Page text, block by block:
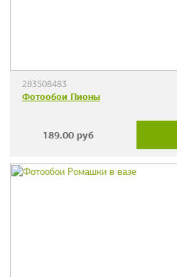
283508483
Фотообои Пионы
189.00 руб